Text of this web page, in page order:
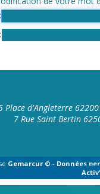
Place d'Angleterre
7 Rue Saint Bertin
Gemarcur © - Données